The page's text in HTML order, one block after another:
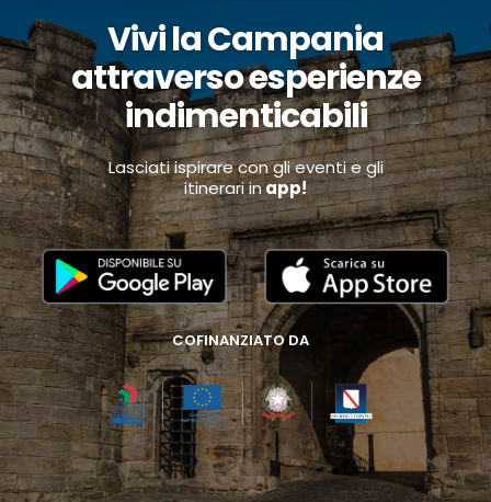
Vivi la Campania
attraverso esperienze
indimenticabili
Lasciati ispirare con gli eventi e gli
itinerari inapp!
COFINANZIATO DA